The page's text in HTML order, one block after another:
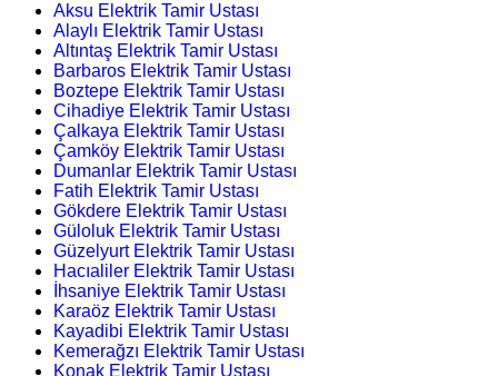
Aksu Elektrik Tamir Ustası
Alaylı Elektrik Tamir Ustası
Altıntaş Elektrik Tamir Ustası
Barbaros Elektrik Tamir Ustası
Boztepe Elektrik Tamir Ustası
Cihadiye Elektrik Tamir Ustası
Çalkaya Elektrik Tamir Ustası
Çamköy Elektrik Tamir Ustası
Dumanlar Elektrik Tamir Ustası
Fatih Elektrik Tamir Ustası
Gökdere Elektrik Tamir Ustası
Güloluk Elektrik Tamir Ustası
Güzelyurt Elektrik Tamir Ustası
Hacıaliler Elektrik Tamir Ustası
İhsaniye Elektrik Tamir Ustası
Karaöz Elektrik Tamir Ustası
Kayadibi Elektrik Tamir Ustası
Kemerağzı Elektrik Tamir Ustası
Konak Elektrik Tamir Ustası